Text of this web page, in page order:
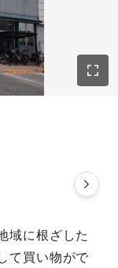
域に根ざした
て買い物がで